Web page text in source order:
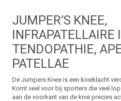
JUMPER’S KNEE,
INFRAPATELLAIRE
TENDOPATHIE,
PATELLAE
De Jumpers Knee is een knieklacht
Komt veel voor bij sporters die veel
aan de voorkant van de knie precies